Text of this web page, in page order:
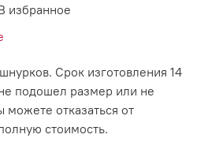
избранное
Срок изготовления 14
подошел размер или не
можете отказаться от
стоимость.